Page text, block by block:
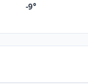
-9°